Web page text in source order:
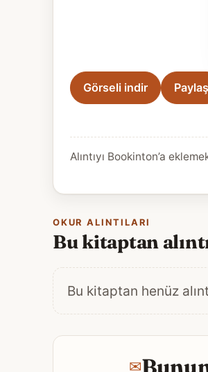
Görseli indir Paylaş
Alıntıyı Bookinton’a
OKUR ALINTILARI
Bu kitaptan
Bu kitaptan henüz
✉